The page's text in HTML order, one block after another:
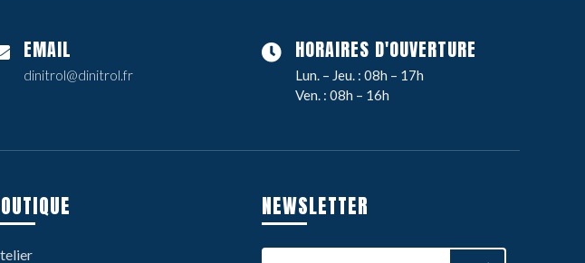
EMAIL
dinitrol@dinitrol.fr
HORAIRES D'OUVERTURE
Lun. – Jeu. : 08h – 17h
Ven. : 08h – 16h
NEWSLETTER